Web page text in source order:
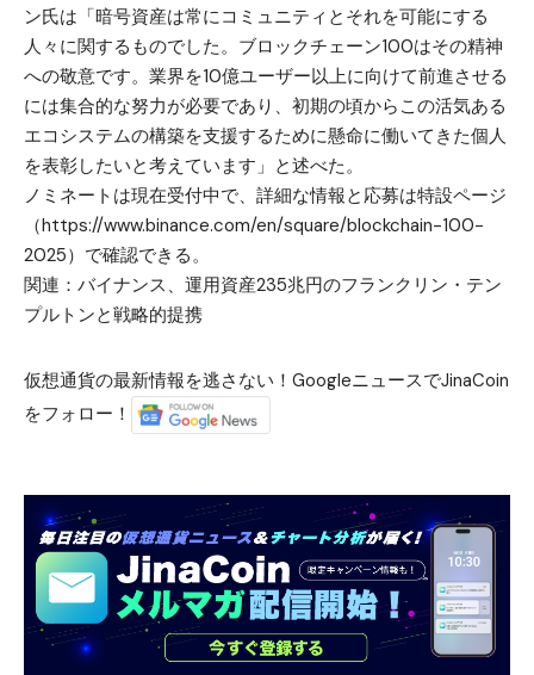
ン氏は「暗号資産は常にコミュニティとそれを可能にする
人々に関するものでした。ブロックチェーン100はその精神
への敬意です。業界を10億ユーザー以上に向けて前進させる
には集合的な努力が必要であり、初期の頃からこの活気ある
エコシステムの構築を支援するために懸命に働いてきた個人
を表彰したいと考えています」と述べた。
ノミネートは現在受付中で、詳細な情報と応募は特設ページ
（https://www.binance.com/en/square/blockchain-100-
2025）で確認できる。
関連： バイナンス、運用資産235兆円のフランクリン・テン
プルトンと戦略的提携
仮想通貨の最新情報を逃さない！GoogleニュースでJinaCoin
をフォロー！